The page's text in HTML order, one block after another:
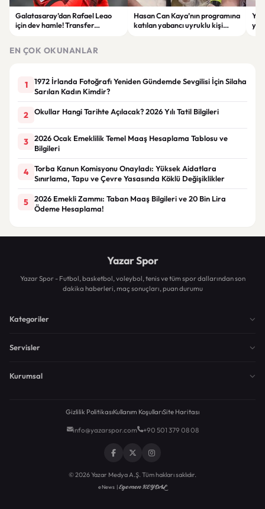
Galatasaray’dan Rafael Leao
için dev hamle! Transfer
Hasan Can Kaya’nın programına
katılan yabancı uyruklu kişi
EN ÇOK OKUNANLAR
1
1972 İrlanda Fotoğrafı Yeniden Gündemde Sevgilisi İçin Silaha
Sarılan Kadın Kimdir?
2 Okullar Hangi Tarihte Açılacak? 2026 Yılı Tatil Bilgileri
3
2026 Ocak Emeklilik Temel Maaş Hesaplama Tablosu ve
Bilgileri
4
Torba Kanun Komisyonu Onayladı: Yüksek Aidatlara
Sınırlama, Tapu ve Çevre Yasasında Köklü Değişiklikler
5
2026 Emekli Zammı: Taban Maaş Bilgileri ve 20 Bin Lira
Ödeme Hesaplama!
Yazar Spor
Yazar Spor - Futbol, basketbol, voleybol, tenis ve tüm spor dallarından son
dakika haberleri, maç sonuçları, puan durumu
Kategoriler
Servisler
Kurumsal
Gizlilik PolitikasıKullanım KoşullarıSite Haritası
info@yazarspor.com +90 501 379 08 08
© 2026 Yazar Medya A.Ş. Tüm hakları saklıdır.
eNews |Egemen KEYDAL